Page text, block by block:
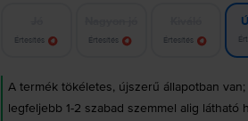
Értesítés Értesítés Értesítés
A termék tökéletes, újszerű állapotban van;
legfeljebb 1-2 szabad szemmel alig látható